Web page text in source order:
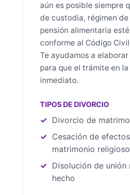
aún es posible siempre
de custodia, régimen
pensión alimentaria
conforme al Código
Te ayudamos a
para que el trámite en
inmediato.
TIPOS DE DIVORCIO
Divorcio de
Cesación de
matrimonio religioso
Disolución de unión
hecho